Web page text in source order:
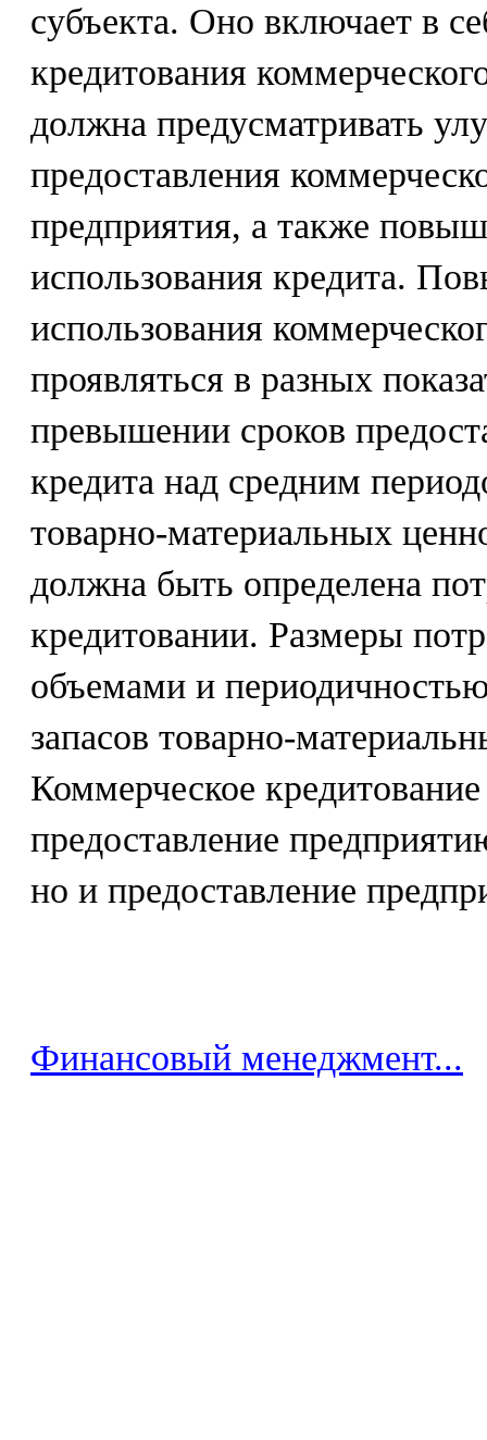
субъекта. Оно включает в
кредитования
должна предусматривать
предоставления
предприятия, а также
использования кредита.
использования
проявляться в разных
превышении сроков
кредита над средним
товарно-материальных
должна быть определена
кредитовании. Размеры
объемами и
запасов товарно-
Коммерческое
предоставление
но и предоставление
Финансовый менеджмент...